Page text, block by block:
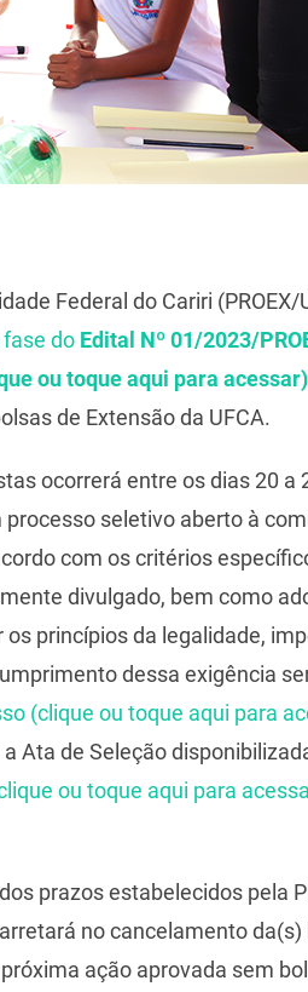
Federal do Cariri (PROEX/
do Edital Nº 01/2023/
ou toque aqui para acessar)
de Extensão da UFCA.
ocorrerá entre os dias 20 a
seletivo aberto à
com os critérios
divulgado, bem como
princípios da legalidade,
dessa exigência
(clique ou toque aqui para
Ata de Seleção
ou toque aqui para
prazos estabelecidos pela
no cancelamento da(s)
ação aprovada sem